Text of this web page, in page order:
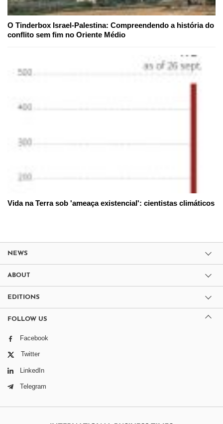
O Tinderbox Israel-Palestina: Compreendendo a história do
conflito sem fim no Oriente Médio
Vida na Terra sob 'ameaça existencial': cientistas climáticos
NEWS
ABOUT
EDITIONS
FOLLOW US
Facebook
Twitter
LinkedIn
Telegram